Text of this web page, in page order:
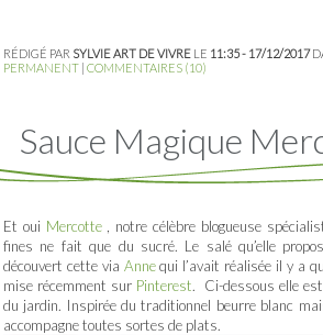
RÉDIGÉ PAR SYLVIE ART DE VIVRE LE 11:35 - 17/12/2017
PERMANENT | COMMENTAIRES (10)
Sauce Magique
Et oui Mercotte, notre célèbre blogueuse
fines ne fait que du sucré. Le salé qu’elle
découvert cette via Annequi l’avait réalisée il y a
mise récemment sur Pinterest. Ci-dessous elle
du jardin. Inspirée du traditionnel beurre blanc
accompagne toutes sortes de plats.